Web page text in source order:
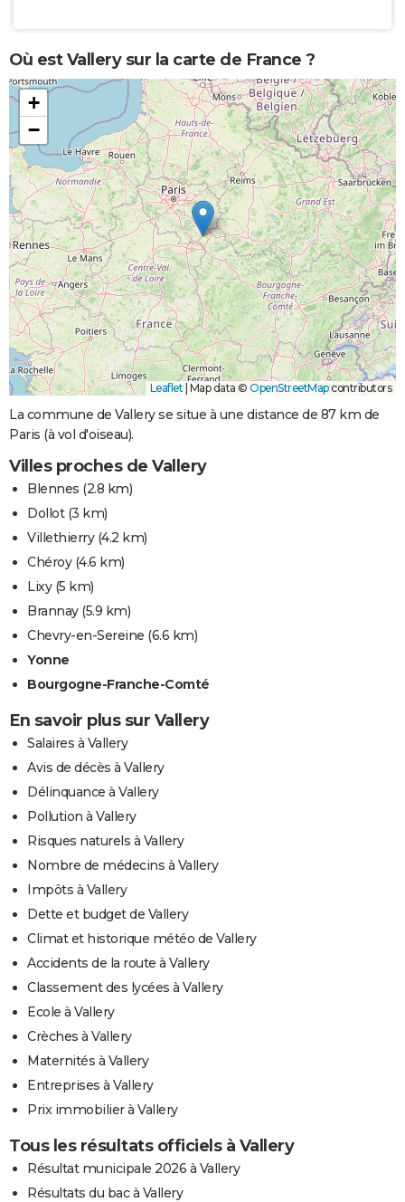
Où est Vallery sur la carte de France ?
+
−
Leaflet Map data © OpenStreetMapcontributors
La commune de Vallery se situe à une distance de 87 km de
Paris (à vol d'oiseau).
Villes proches de Vallery
Blennes (2.8 km)
Dollot(3 km)
Villethierry(4.2 km)
Chéroy(4.6 km)
Lixy(5 km)
Brannay(5.9 km)
Chevry-en-Sereine (6.6 km)
Yonne
Bourgogne-Franche-Comté
En savoir plus sur Vallery
Salaires à Vallery
Avis de décès à Vallery
Délinquance à Vallery
Pollution à Vallery
Risques naturels à Vallery
Nombre de médecins à Vallery
Impôts à Vallery
Dette et budget de Vallery
Climat et historique météo de Vallery
Accidents de la route à Vallery
Classement des lycées à Vallery
Ecole à Vallery
Crèches à Vallery
Maternités à Vallery
Entreprises à Vallery
Prix immobilier à Vallery
Tous les résultats officiels à Vallery
Résultat municipale 2026 à Vallery
Résultats du bac à Vallery